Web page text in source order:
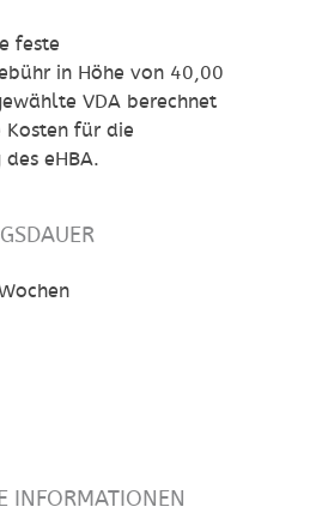
feste
in Höhe von 40,00
VDA berechnet
Kosten für die
eHBA.
INFORMATIONEN